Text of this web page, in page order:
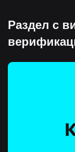
Раздел с